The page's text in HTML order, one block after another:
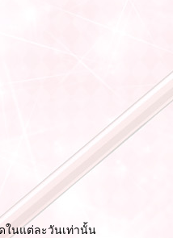
ในแต่ละวันเท่านั้น